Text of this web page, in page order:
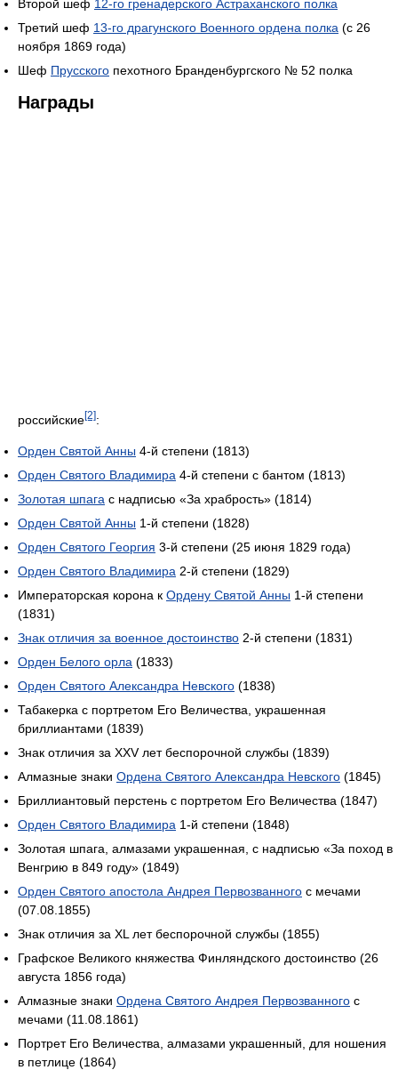
Второй шеф 12-го гренадерского Астраханского полка
Третий шеф 13-го драгунского Военного ордена полка (с 26
ноября 1869 года)
Шеф Прусского пехотного Бранденбургского № 52 полка
Награды
российские[2]:
Орден Святой Анны 4-й степени (1813)
Орден Святого Владимира 4-й степени с бантом (1813)
Золотая шпага с надписью «За храбрость» (1814)
Орден Святой Анны 1-й степени (1828)
Орден Святого Георгия 3-й степени (25 июня 1829 года)
Орден Святого Владимира 2-й степени (1829)
Императорская корона к Ордену Святой Анны 1-й степени
(1831)
Знак отличия за военное достоинство 2-й степени (1831)
Орден Белого орла (1833)
Орден Святого Александра Невского (1838)
Табакерка с портретом Его Величества, украшенная
бриллиантами (1839)
Знак отличия за XXV лет беспорочной службы (1839)
Алмазные знаки Ордена Святого Александра Невского (1845)
Бриллиантовый перстень с портретом Его Величества (1847)
Орден Святого Владимира 1-й степени (1848)
Золотая шпага, алмазами украшенная, с надписью «За поход в
Венгрию в 849 году» (1849)
Орден Святого апостола Андрея Первозванного с мечами
(07.08.1855)
Знак отличия за XL лет беспорочной службы (1855)
Графское Великого княжества Финляндского достоинство (26
августа 1856 года)
Алмазные знаки Ордена Святого Андрея Первозванного с
мечами (11.08.1861)
Портрет Его Величества, алмазами украшенный, для ношения
в петлице (1864)